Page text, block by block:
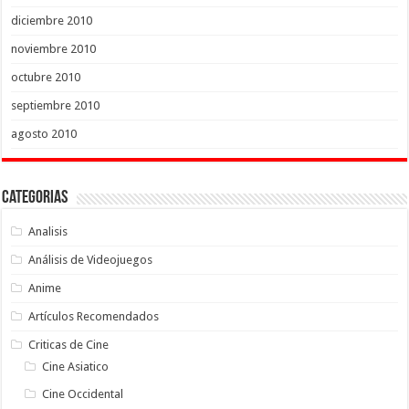
diciembre 2010
noviembre 2010
octubre 2010
septiembre 2010
agosto 2010
Categorias
Analisis
Análisis de Videojuegos
Anime
Artículos Recomendados
Criticas de Cine
Cine Asiatico
Cine Occidental